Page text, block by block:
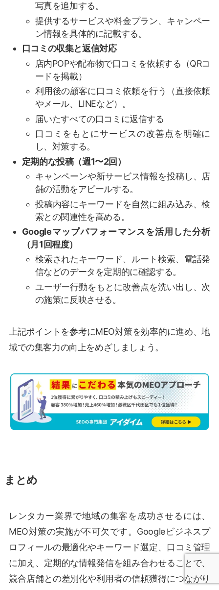
写真を追加する。
提供するサービスや料金プラン、キャンペー
ン情報を具体的に記載する。
口コミの収集と返信対応
店内POPや配布物で口コミを依頼する（QRコ
ードを掲載）
利用後の顧客に口コミ依頼を行う（直接依頼
やメール、LINEなど）。
届いたすべての口コミに返信する
口コミをもとにサービスの改善点を明確に
し、対策する。
定期的な投稿（週1〜2回）
キャンペーンや新サービス情報を投稿し、店
舗の活動をアピールする。
投稿内容にキーワードを自然に組み込み、検
索との関連性を高める。
Googleマップパフォーマンスを活用した分析
（月1回程度）
検索されたキーワード、ルート検索、電話発
信などのデータを定期的に確認する。
ユーザー行動をもとに改善点を洗い出し、次
の施策に反映させる。
上記ポイントを参考にMEO対策を効率的に進め、地
域での集客力の向上をめざしましょう。
まとめ
レンタカー業界で地域の集客を成功させるには、
MEO対策の実施が不可欠です。Googleビジネスプ
ロフィールの最適化やキーワード選定、口コミ管理
に加え、定期的な情報発信を組み合わせることで、
競合店舗との差別化や利用者の信頼獲得につながり